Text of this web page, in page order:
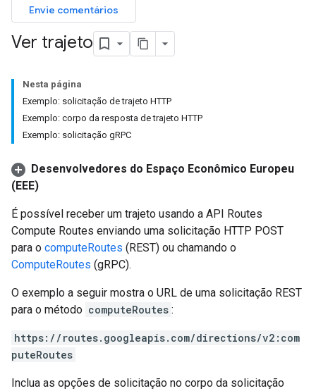
Envie comentários
Ver trajeto
Nesta página
Exemplo: solicitação de trajeto HTTP
Exemplo: corpo da resposta de trajeto HTTP
Exemplo: solicitação gRPC
Desenvolvedores do Espaço Econômico Europeu
(EEE)
É possível receber um trajeto usando a API Routes
Compute Routes enviando uma solicitação HTTP POST
para o computeRoutes (REST) ou chamando o
ComputeRoutes (gRPC).
O exemplo a seguir mostra o URL de uma solicitação REST
para o método computeRoutes :
https://routes.googleapis.com/directions/v2:com
puteRoutes
Inclua as opções de solicitação no corpo da solicitação